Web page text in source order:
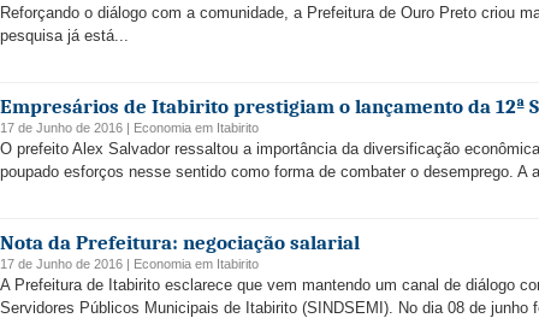
Reforçando o diálogo com a comunidade, a Prefeitura de Ouro Preto criou
pesquisa já está...
Empresários de Itabirito prestigiam o lançamento da 12ª
17 de Junho de 2016 | Economia em Itabirito
O prefeito Alex Salvador ressaltou a importância da diversificação
poupado esforços nesse sentido como forma de combater o desemprego. A
Nota da Prefeitura: negociação salarial
17 de Junho de 2016 | Economia em Itabirito
A Prefeitura de Itabirito esclarece que vem mantendo um canal de diálogo
Servidores Públicos Municipais de Itabirito (SINDSEMI). No dia 08 de junho